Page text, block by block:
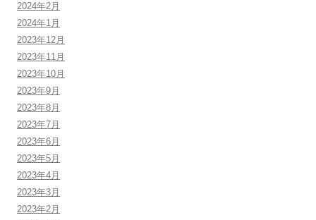
2024年2月
2024年1月
2023年12月
2023年11月
2023年10月
2023年9月
2023年8月
2023年7月
2023年6月
2023年5月
2023年4月
2023年3月
2023年2月